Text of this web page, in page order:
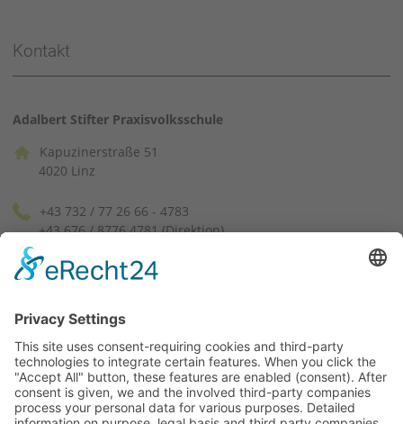
Kontakt
Adalbert Stifter Praxisvolksschule
Kapuzinerstraße 51
4020 Linz
+43 732 / 77 26 66 - 4783
+43 676 / 8776 4781 (Direktion)
pvssek[at]ph-linz.at
(instagram)
Lageplan